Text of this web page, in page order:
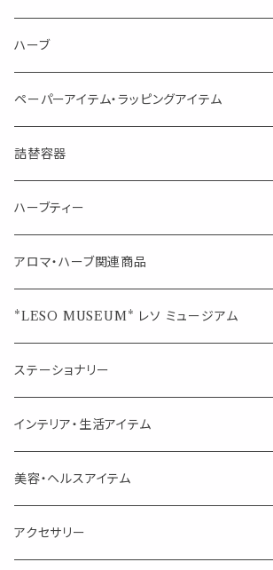
体感-4℃ !? 薄荷をブレンドしたアロマスプレー
AroMachi アロマチ 町の香り
Mask&Pillow Aroma
シングル
ブレンド
キャリアオイル
エッセンシャルオイル
ディフューザー
ハーブ
サシェ・香り袋
ハーブティー
シングル
季節のハーブティー
箱入りアソート
キャンディー
ペーパーアイテム・ラッピングアイテム
シーリングワックス シール
ペーパークリップ
ウェルカムボード・装飾
席札クリップ
プチギフト
詰替容器
ロールオンボトル
スプレーボトル
スポイトボトル
精油用ボトル
ポンプ式ボトル
リップ容器
スクリュー容器
ハーブティー
ブレンド
ジュエル オブ ビューティー
美人さんのハーブティー
シングル
アロマ・ハーブ関連商品
エッセンシャルオイル
シングル
ブレンド
クラフト器材・道具
キャリアオイル・ワックス
道具
お香・サシェ・キャンドル
線香
サシェ・香り袋
ディフューザー
アロマオイルウォーマー
*LESO MUSEUM* レソ ミュージアム
ステーショナリー
デザインクリップ
記号（ハート,星,etc）
音楽・楽器
ページオープナー・ワイドクリップ
ポストカード・メッセージカード
インテリア・生活アイテム
オブジェ
キャンドル・お香
美容・ヘルスアイテム
アクセサリー